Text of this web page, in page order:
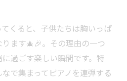
くると、子供たちは胸いっぱ
ます🎄🎉。その理由の一つ
過ごす楽しい瞬間です。特
で集まってピアノを連弾する